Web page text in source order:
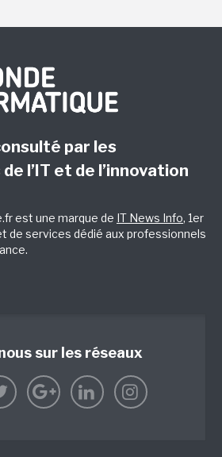
par les
l’IT et de l’innovation
est une marque de IT News Info, 1er
de services dédié aux professionnels
sur les réseaux